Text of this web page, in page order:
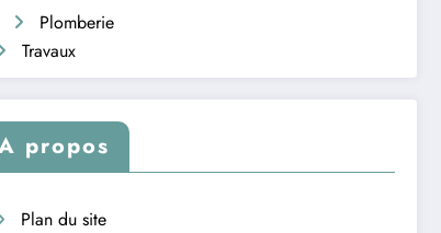
Plomberie
Travaux
propos
Plan du site